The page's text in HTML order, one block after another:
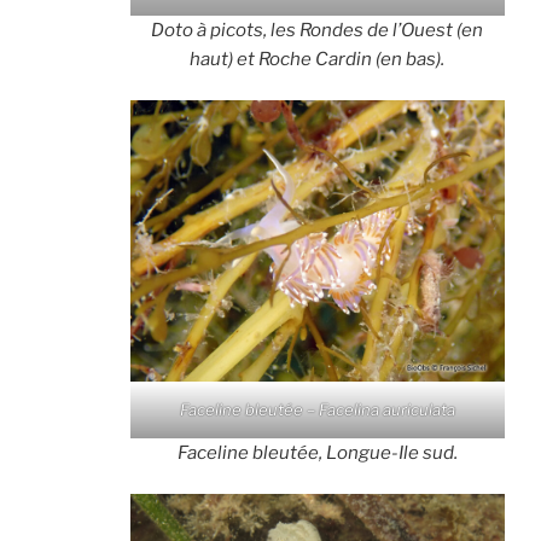
Doto à picots, les Rondes de l’Ouest (en
haut) et Roche Cardin (en bas).
Faceline bleutée – Facelina auriculata
Faceline bleutée, Longue-Ile sud.